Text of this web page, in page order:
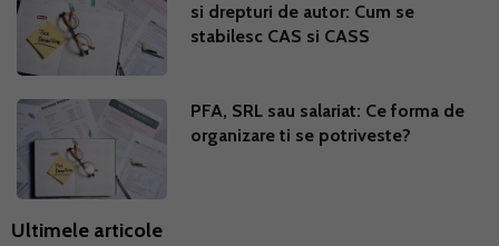
si drepturi de autor: Cum se
stabilesc CAS si CASS
PFA, SRL sau salariat: Ce forma de
organizare ti se potriveste?
Ultimele articole